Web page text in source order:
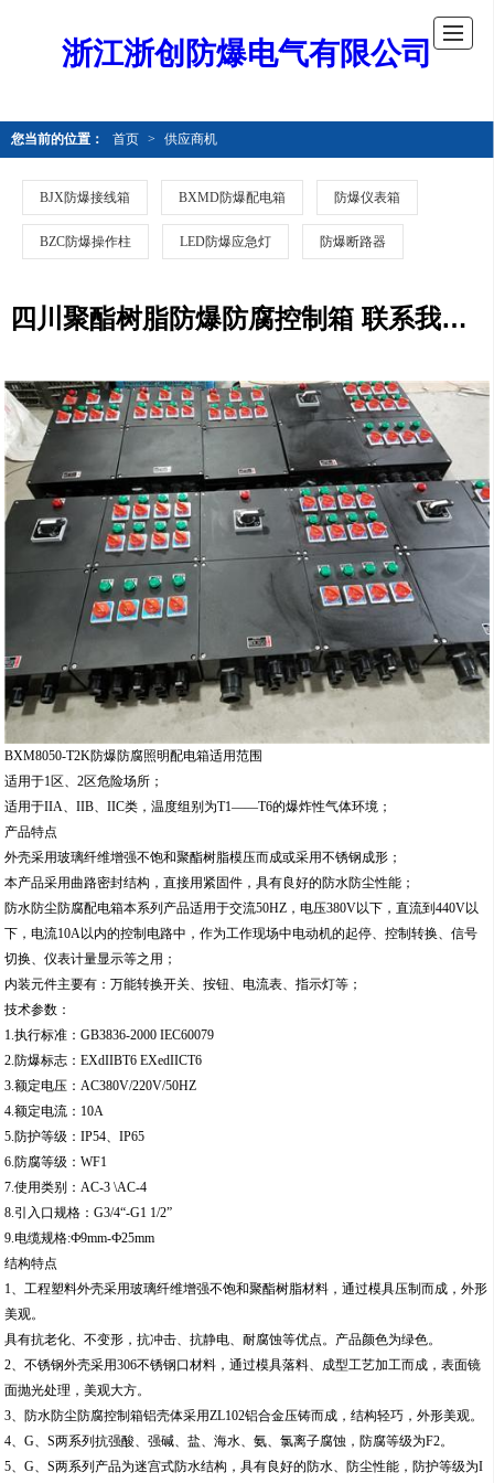
浙江浙创防爆电气有限公司
您当前的位置： 首页 > 供应商机
BJX防爆接线箱 BXMD防爆配电箱 防爆仪表箱
BZC防爆操作柱 LED防爆应急灯 防爆断路器
四川聚酯树脂防爆防腐控制箱 联系我们获取更多资料
BXM8050-T2K防爆防腐照明配电箱适用范围
适用于1区、2区危险场所；
适用于IIA、IIB、IIC类，温度组别为T1——T6的爆炸性气体环境；
产品特点
外壳采用玻璃纤维增强不饱和聚酯树脂模压而成或采用不锈钢成形；
本产品采用曲路密封结构，直接用紧固件，具有良好的防水防尘性能；
防水防尘防腐配电箱本系列产品适用于交流50HZ，电压380V以下，直流到440V以
下，电流10A以内的控制电路中，作为工作现场中电动机的起停、控制转换、信号
切换、仪表计量显示等之用；
内装元件主要有：万能转换开关、按钮、电流表、指示灯等；
技术参数：
1.执行标准：GB3836-2000 IEC60079
2.防爆标志：EXdIIBT6 EXedIICT6
3.额定电压：AC380V/220V/50HZ
4.额定电流：10A
5.防护等级：IP54、IP65
6.防腐等级：WF1
7.使用类别：AC-3 \AC-4
8.引入口规格：G3/4“-G1 1/2”
9.电缆规格:Ф9mm-Ф25mm
结构特点
1、工程塑料外壳采用玻璃纤维增强不饱和聚酯树脂材料，通过模具压制而成，外形
美观。
具有抗老化、不变形，抗冲击、抗静电、耐腐蚀等优点。产品颜色为绿色。
2、不锈钢外壳采用306不锈钢口材料，通过模具落料、成型工艺加工而成，表面镜
面抛光处理，美观大方。
3、防水防尘防腐控制箱铝壳体采用ZL102铝合金压铸而成，结构轻巧，外形美观。
4、G、S两系列抗强酸、强碱、盐、海水、氨、氯离子腐蚀，防腐等级为F2。
5、G、S两系列产品为迷宫式防水结构，具有良好的防水、防尘性能，防护等级为I